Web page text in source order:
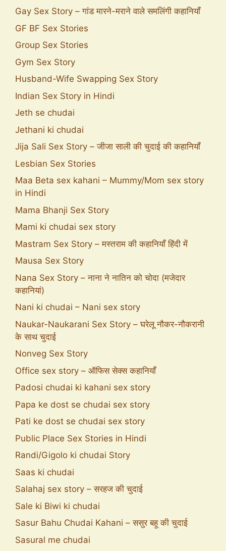
Gay Sex Story – गांड मारने-मराने वाले समलिंगी कहानियाँ
GF BF Sex Stories
Group Sex Stories
Gym Sex Story
Husband-Wife Swapping Sex Story
Indian Sex Story in Hindi
Jeth se chudai
Jethani ki chudai
Jija Sali Sex Story – जीजा साली की चुदाई की कहानियाँ
Lesbian Sex Stories
Maa Beta sex kahani – Mummy/Mom sex story
in Hindi
Mama Bhanji Sex Story
Mami ki chudai sex story
Mastram Sex Story – मस्तराम की कहानियाँ हिंदी में
Mausa Sex Story
Nana Sex Story – नाना ने नातिन को चोदा (मजेदार
कहानियां)
Nani ki chudai – Nani sex story
Naukar-Naukarani Sex Story – घरेलू नौकर-नौकरानी
के साथ चुदाई
Nonveg Sex Story
Office sex story – ऑफिस सेक्स कहानियाँ
Padosi chudai ki kahani sex story
Papa ke dost se chudai sex story
Pati ke dost se chudai sex story
Public Place Sex Stories in Hindi
Randi/Gigolo ki chudai Story
Saas ki chudai
Salahaj sex story – सरहज की चुदाई
Sale ki Biwi ki chudai
Sasur Bahu Chudai Kahani – ससुर बहू की चुदाई
Sasural me chudai